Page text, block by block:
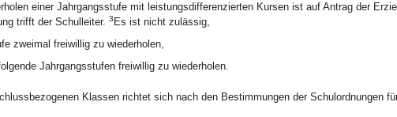
einer Jahrgangsstufe mit leistungsdifferenzierten Kursen ist auf Antrag der
trifft der Schulleiter. 3 Es ist nicht zulässig,
zweimal freiwillig zu wiederholen,
Jahrgangsstufen freiwillig zu wiederholen.
Klassen richtet sich nach den Bestimmungen der Schulordnungen